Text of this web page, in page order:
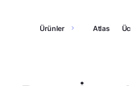
Ürünler Atlas